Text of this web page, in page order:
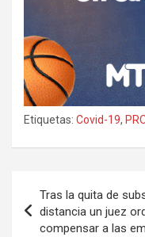
Etiquetas: Covid-19,
de
Tras la quita de
distancia un juez
compensar a las